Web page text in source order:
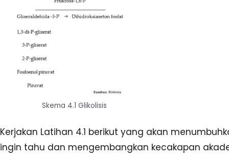
Skema 4.1 Glikolisis
Kerjakan Latihan 4.1 berikut yang akan
ingin tahu dan mengembangkan kecakapan